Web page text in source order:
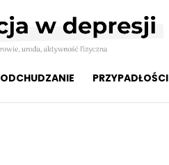
ODCHUDZANIE PRZYPADŁOŚCI